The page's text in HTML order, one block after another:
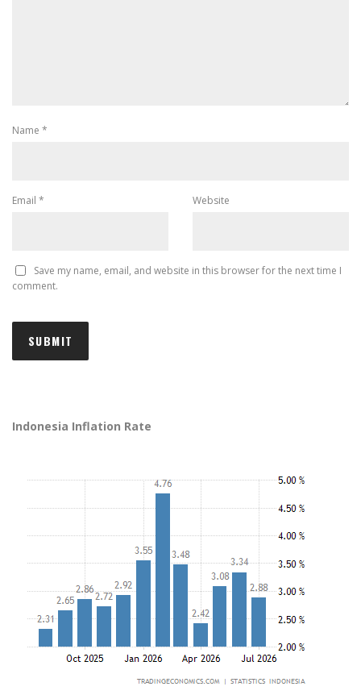
Name *
Email * Website
Save my name, email, and website in this browser for the next time I
comment.
Indonesia Inflation Rate